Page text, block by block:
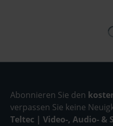
Abonnieren Sie den
verpassen Sie keine
Teltec | Video-, Audio- &